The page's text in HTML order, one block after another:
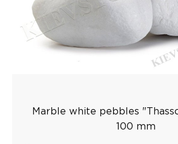
Marble white pebbles
100 mm